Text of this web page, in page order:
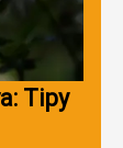
Tipy